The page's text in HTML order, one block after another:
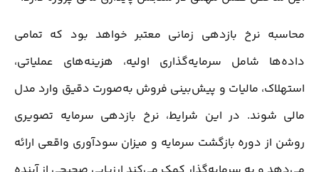
محاسبه نرخ بازدهی زمانی معتبر خواهد بود که تمامی
داده‌ها شامل سرمایه‌گذاری اولیه، هزینه‌های عملیاتی،
استهلاک، مالیات و پیش‌بینی فروش به‌صورت دقیق وارد مدل
مالی شوند. در این شرایط، نرخ بازدهی سرمایه تصویری
روشن از دوره بازگشت سرمایه و میزان سودآوری واقعی ارائه